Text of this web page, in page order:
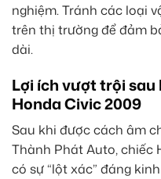
nghiệm. Tránh các loại
trên thị trường để đảm
dài.
Lợi ích vượt trội
Honda Civic 2009
Sau khi được cách âm
Thành Phát Auto, chiếc
có sự “lột xác” đáng